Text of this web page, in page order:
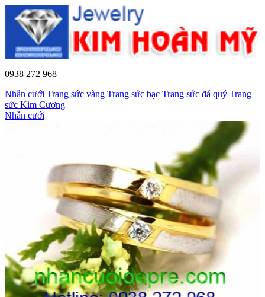
0938 272 968
Nhẫn cưới Trang sức vàng Trang sức bạc Trang sức đá quý Trang
sức Kim Cương
Nhẫn cưới